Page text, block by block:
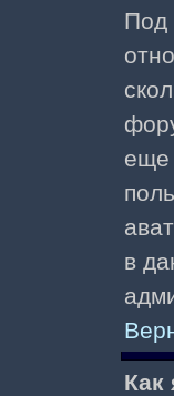
Под
еще
в
Как